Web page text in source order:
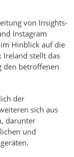
von Insights-
Instagram
Hinblick auf die
Ireland stellt das
den betroffenen
der
sich aus
darunter
und